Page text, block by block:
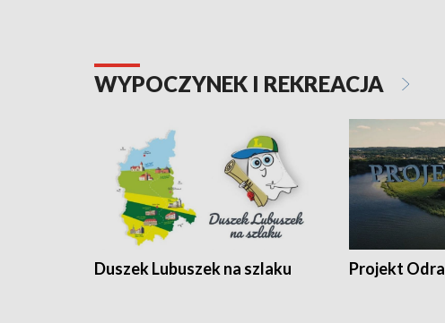
WYPOCZYNEK I REKREACJA
Duszek Lubuszek na szlaku Projekt Odra